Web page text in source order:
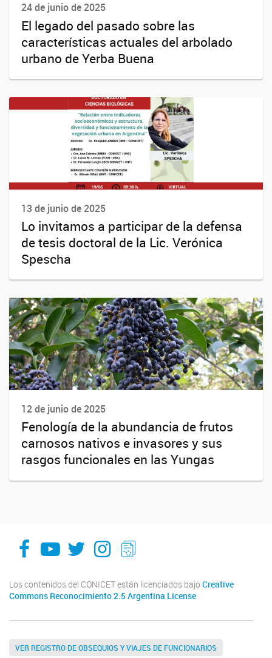
24 de junio de 2025
El legado del pasado sobre las
características actuales del arbolado
urbano de Yerba Buena
13 de junio de 2025
Lo invitamos a participar de la defensa
de tesis doctoral de la Lic. Verónica
Spescha
12 de junio de 2025
Fenología de la abundancia de frutos
carnosos nativos e invasores y sus
rasgos funcionales en las Yungas
facebook
youtube
Twitter
Instagram
LeChasquier Boletin Digital 70
Los contenidos del CONICET están licenciados bajo Creative
Commons Reconocimiento 2.5 Argentina License
VER REGISTRO DE OBSEQUIOS Y VIAJES DE FUNCIONARIOS